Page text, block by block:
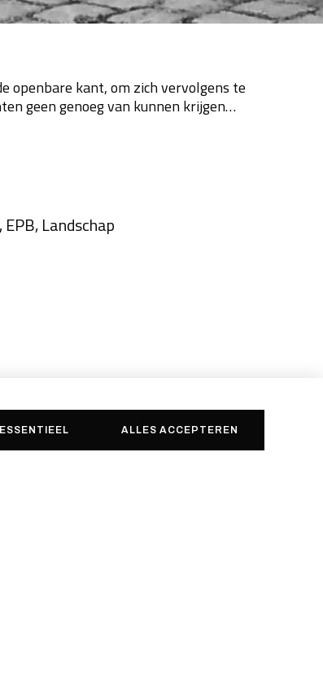
openbare kant, om zich vervolgens te
geen genoeg van kunnen krijgen…
Landschap
ALLES ACCEPTEREN